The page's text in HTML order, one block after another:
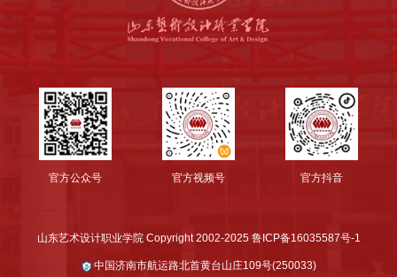
山东艺术设计职业学院 Copyright 2002-2025 鲁ICP备16035587号-1
中国济南市航运路北首黄台山庄109号(250033)
官方公众号 官方视频号 官方抖音